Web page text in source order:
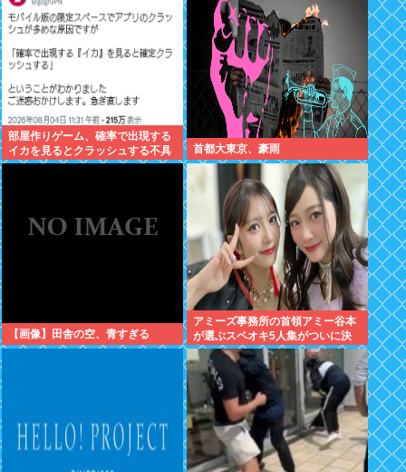
部屋作りゲーム、確率で出現する
イカを見るとクラッシュする不具
合が発生
首都大東京、豪雨
【画像】田舎の空、青すぎる
アミーズ事務所の首領アミー谷本
が選ぶスペオキ5人集がついに決
定してしまう